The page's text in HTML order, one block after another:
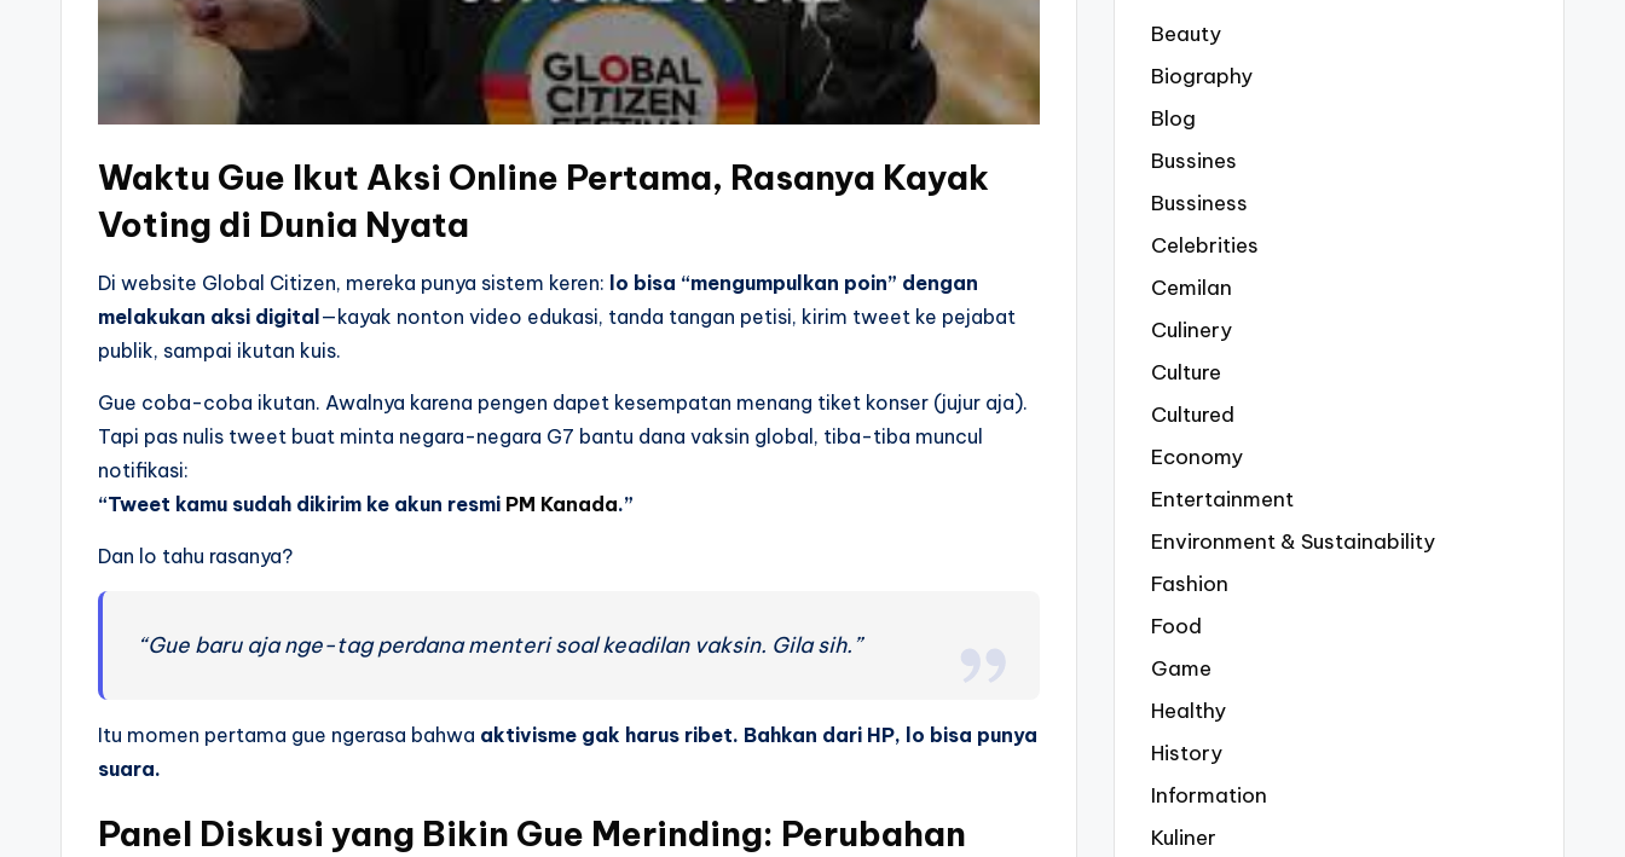
Waktu Gue Ikut Aksi Online Pertama, Rasanya Kayak
Voting di Dunia Nyata
Di website Global Citizen, mereka punya sistem keren: lo bisa “mengumpulkan poin” dengan
melakukan aksi digital —kayak nonton video edukasi, tanda tangan petisi, kirim tweet ke pejabat
publik, sampai ikutan kuis.
Gue coba-coba ikutan. Awalnya karena pengen dapet kesempatan menang tiket konser (jujur aja).
Tapi pas nulis tweet buat minta negara-negara G7 bantu dana vaksin global, tiba-tiba muncul
notifikasi:
“Tweet kamu sudah dikirim ke akun resmi PM Kanada.”
Dan lo tahu rasanya?
“Gue baru aja nge-tag perdana menteri soal keadilan vaksin. Gila sih.”
Itu momen pertama gue ngerasa bahwa aktivisme gak harus ribet. Bahkan dari HP, lo bisa punya
suara.
Panel Diskusi yang Bikin Gue Merinding: Perubahan
Beauty
Biography
Blog
Bussines
Bussiness
Celebrities
Cemilan
Culinery
Culture
Cultured
Economy
Entertainment
Environment & Sustainability
Fashion
Food
Game
Healthy
History
Information
Kuliner